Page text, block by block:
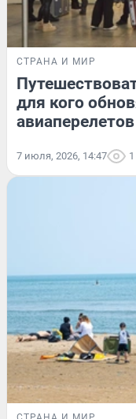
СТРАНА И МИР
для кого
7 июля, 2026, 14:47